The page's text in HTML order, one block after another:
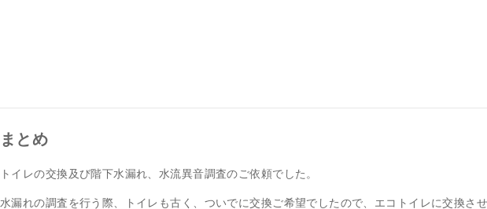
まとめ
トイレの交換及び階下水漏れ、水流異音調査のご依頼でした。
水漏れの調査を行う際、トイレも古く、ついでに交換ご希望でしたので、エコトイレに交換さ